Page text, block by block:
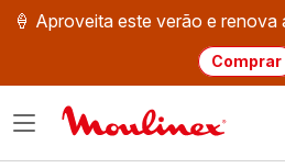
🍦 Aproveita este verão e renova
Comprar
Abrir